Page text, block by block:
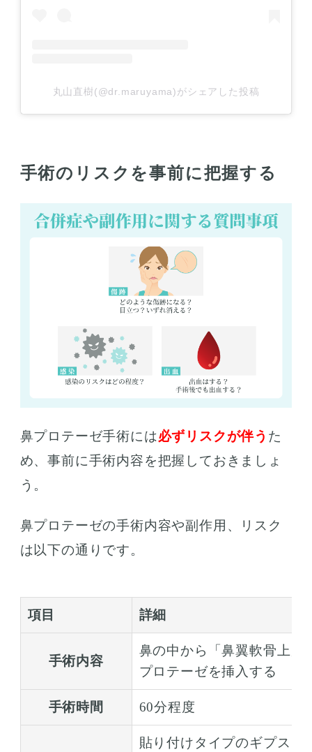
丸山直樹(@dr.maruyama)がシェアした投稿
手術のリスクを事前に把握する
鼻プロテーゼ手術には必ずリスクが伴う た
め、事前に手術内容を把握しておきましょ
う。
鼻プロテーゼの手術内容や副作用、リスク
は以下の通りです。
項目 詳細
手術内容
鼻の中から「鼻翼軟骨上」
プロテーゼを挿入する
手術時間 60分程度
貼り付けタイプのギプス：